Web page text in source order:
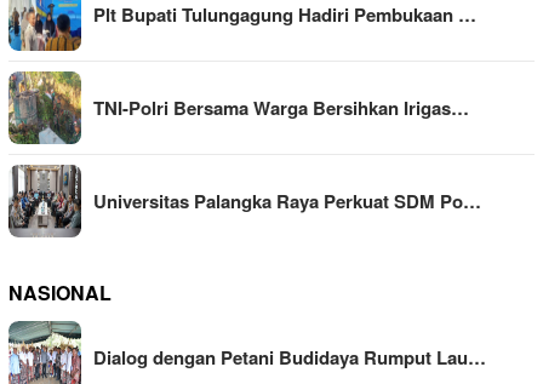
Plt Bupati Tulungagung Hadiri Pembukaan …
TNI-Polri Bersama Warga Bersihkan Irigas…
Universitas Palangka Raya Perkuat SDM Po…
NASIONAL
Dialog dengan Petani Budidaya Rumput Lau…